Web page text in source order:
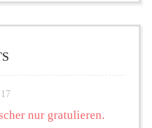
nur gratulieren.